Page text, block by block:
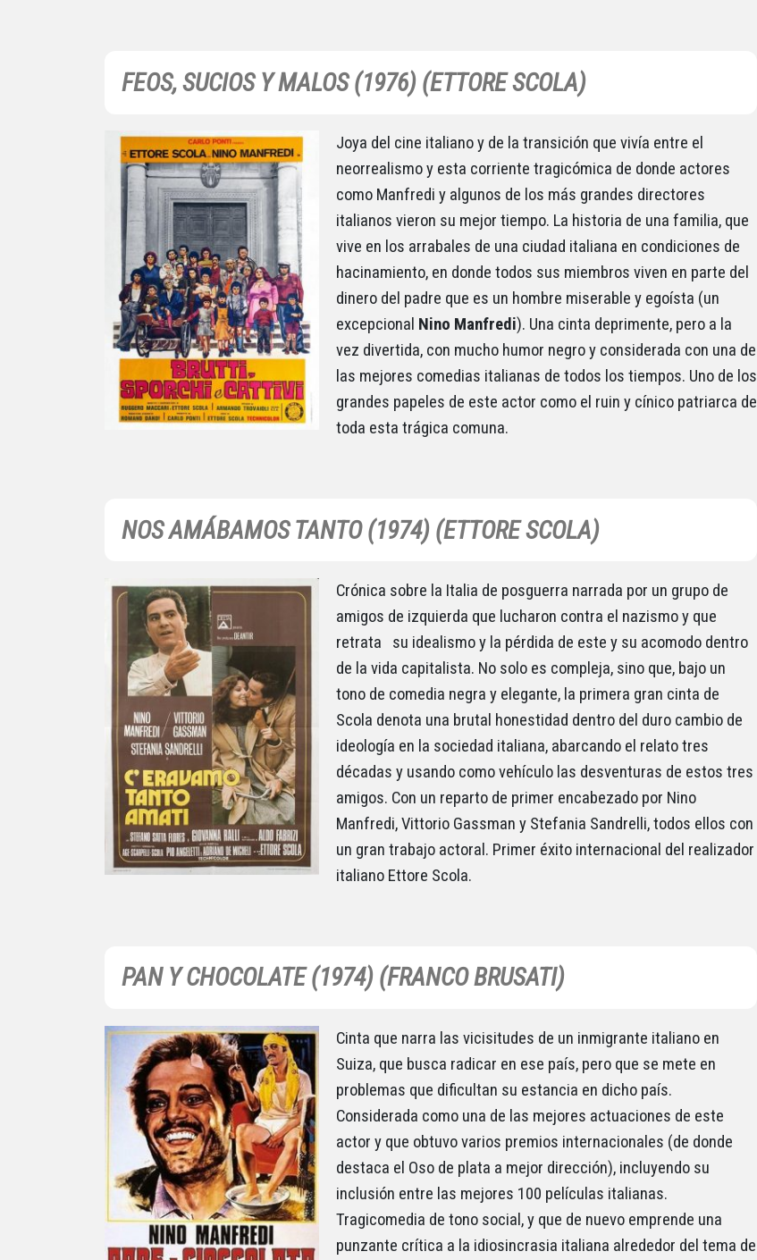
FEOS, SUCIOS Y MALOS (1976) (ETTORE SCOLA)
Joya del cine italiano y de la transición que vivía entre el
neorrealismo y esta corriente tragicómica de donde actores
como Manfredi y algunos de los más grandes directores
italianos vieron su mejor tiempo. La historia de una familia, que
vive en los arrabales de una ciudad italiana en condiciones de
hacinamiento, en donde todos sus miembros viven en parte del
dinero del padre que es un hombre miserable y egoísta (un
excepcional Nino Manfredi). Una cinta deprimente, pero a la
vez divertida, con mucho humor negro y considerada con una de
las mejores comedias italianas de todos los tiempos. Uno de los
grandes papeles de este actor como el ruin y cínico patriarca de
toda esta trágica comuna.
NOS AMÁBAMOS TANTO (1974) (ETTORE SCOLA)
Crónica sobre la Italia de posguerra narrada por un grupo de
amigos de izquierda que lucharon contra el nazismo y que
retrata su idealismo y la pérdida de este y su acomodo dentro
de la vida capitalista. No solo es compleja, sino que, bajo un
tono de comedia negra y elegante, la primera gran cinta de
Scola denota una brutal honestidad dentro del duro cambio de
ideología en la sociedad italiana, abarcando el relato tres
décadas y usando como vehículo las desventuras de estos tres
amigos. Con un reparto de primer encabezado por Nino
Manfredi, Vittorio Gassman y Stefania Sandrelli, todos ellos con
un gran trabajo actoral. Primer éxito internacional del realizador
italiano Ettore Scola.
PAN Y CHOCOLATE (1974) (FRANCO BRUSATI)
Cinta que narra las vicisitudes de un inmigrante italiano en
Suiza, que busca radicar en ese país, pero que se mete en
problemas que dificultan su estancia en dicho país.
Considerada como una de las mejores actuaciones de este
actor y que obtuvo varios premios internacionales (de donde
destaca el Oso de plata a mejor dirección), incluyendo su
inclusión entre las mejores 100 películas italianas.
Tragicomedia de tono social, y que de nuevo emprende una
punzante crítica a la idiosincrasia italiana alrededor del tema de